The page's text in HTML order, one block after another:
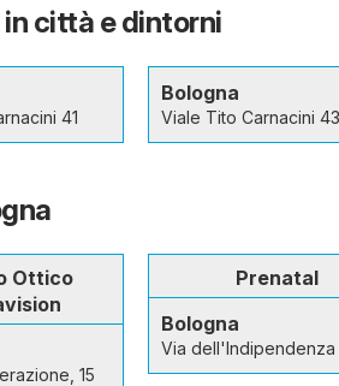
città e dintorni
41
Bologna
Viale Tito Carnacini 43
Ottico
15
Prenatal
Bologna
Via dell'Indipendenza